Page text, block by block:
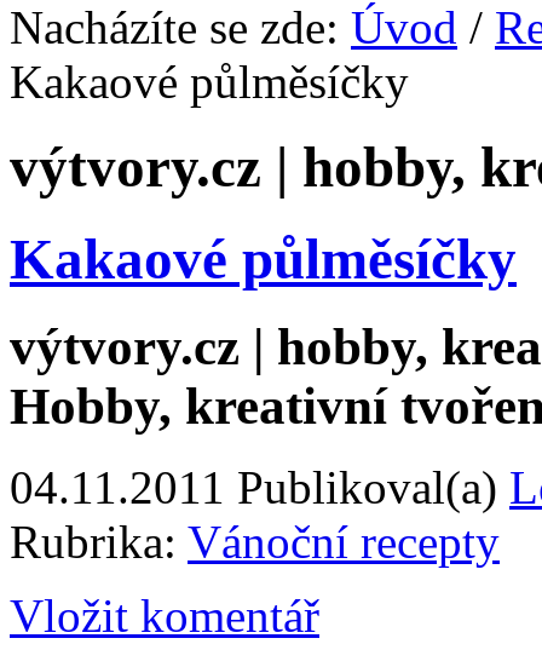
Nacházíte se zde: Úvod /
Kakaové půlměsíčky
výtvory.cz | hobby,
Kakaové půlměsíčky
výtvory.cz | hobby,
Hobby, kreativní
04.11.2011 Publikoval(a)
Rubrika: Vánoční recepty
Vložit komentář